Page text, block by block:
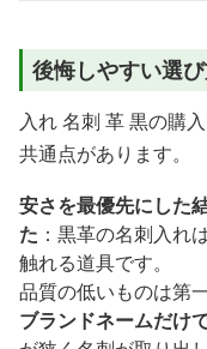
後悔しやすい選
入れ 名刺 革 黒の購
共通点があります。
安さを最優先にした
た ：黒革の名刺入れ
触れる道具です。
品質の低いものは第
ブランドネームだけ